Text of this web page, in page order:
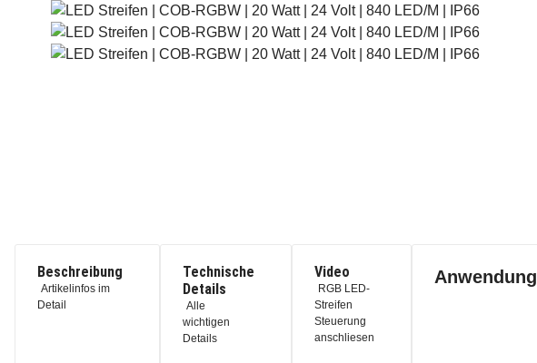
Beschreibung
Artikelinfos im
Detail
Technische
Details
Alle
wichtigen
Details
Video
RGB LED-
Streifen
Steuerung
anschliesen
Anwendung